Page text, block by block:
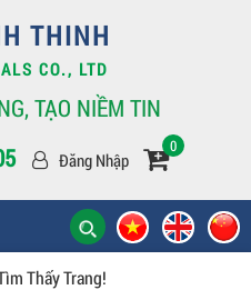
THINH
CO., LTD
TẠO NIỀM TIN
Đăng Nhập
0
Thấy Trang!